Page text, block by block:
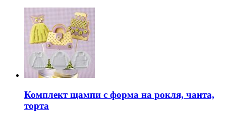
Комплект щампи с форма на рокля, чанта,
торта